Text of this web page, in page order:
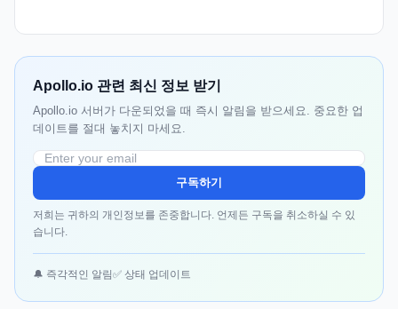
Apollo.io 관련 최신 정보 받기
Apollo.io 서버가 다운되었을 때 즉시 알림을 받으세요. 중요한 업
데이트를 절대 놓치지 마세요.
구독하기
저희는 귀하의 개인정보를 존중합니다. 언제든 구독을 취소하실 수 있
습니다.
🔔 즉각적인 알림✅ 상태 업데이트